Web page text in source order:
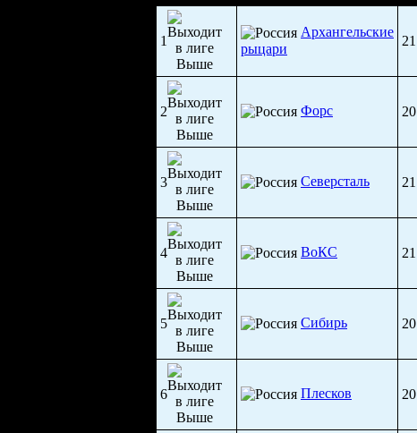
1
Архангельские
рыцари
21
2 Форс 20
3 Северсталь 21
4 ВоКС 21
5 Сибирь 20
6 Плесков 20